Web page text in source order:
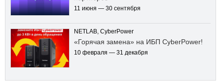
11 июня — 30 сентября
NETLAB, CyberPower
«Горячая замена» на ИБП CyberPower!
10 февраля — 31 декабря